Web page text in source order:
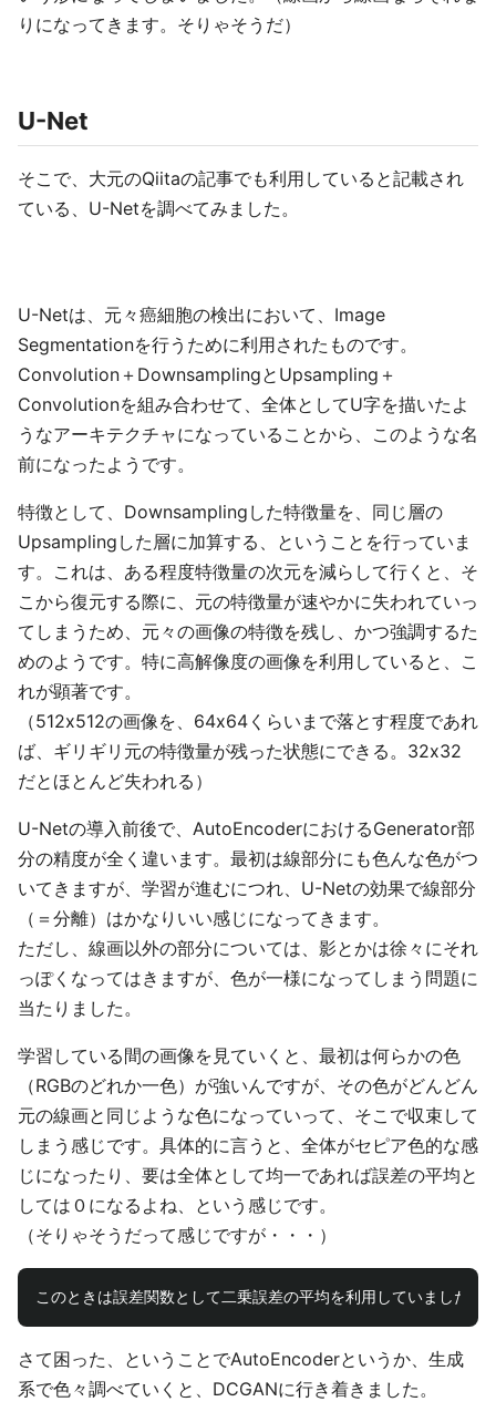
りになってきます。そりゃそうだ）
U-Net
そこで、大元のQiitaの記事でも利用していると記載され
ている、U-Netを調べてみました。
U-Netは、元々癌細胞の検出において、Image
Segmentationを行うために利用されたものです。
Convolution＋DownsamplingとUpsampling＋
Convolutionを組み合わせて、全体としてU字を描いたよ
うなアーキテクチャになっていることから、このような名
前になったようです。
特徴として、Downsamplingした特徴量を、同じ層の
Upsamplingした層に加算する、ということを行っていま
す。これは、ある程度特徴量の次元を減らして行くと、そ
こから復元する際に、元の特徴量が速やかに失われていっ
てしまうため、元々の画像の特徴を残し、かつ強調するた
めのようです。特に高解像度の画像を利用していると、こ
れが顕著です。
（512x512の画像を、64x64くらいまで落とす程度であれ
ば、ギリギリ元の特徴量が残った状態にできる。32x32
だとほとんど失われる）
U-Netの導入前後で、AutoEncoderにおけるGenerator部
分の精度が全く違います。最初は線部分にも色んな色がつ
いてきますが、学習が進むにつれ、U-Netの効果で線部分
（＝分離）はかなりいい感じになってきます。
ただし、線画以外の部分については、影とかは徐々にそれ
っぽくなってはきますが、色が一様になってしまう問題に
当たりました。
学習している間の画像を見ていくと、最初は何らかの色
（RGBのどれか一色）が強いんですが、その色がどんどん
元の線画と同じような色になっていって、そこで収束して
しまう感じです。具体的に言うと、全体がセピア色的な感
じになったり、要は全体として均一であれば誤差の平均と
しては０になるよね、という感じです。
（そりゃそうだって感じですが・・・）
さて困った、ということでAutoEncoderというか、生成
系で色々調べていくと、DCGANに行き着きました。